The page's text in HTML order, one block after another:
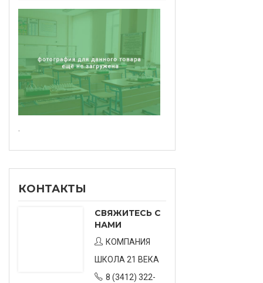
КОНТАКТЫ
СВЯЖИТЕСЬ С
НАМИ
КОМПАНИЯ
ШКОЛА 21 ВЕКА
8 (3412) 322-